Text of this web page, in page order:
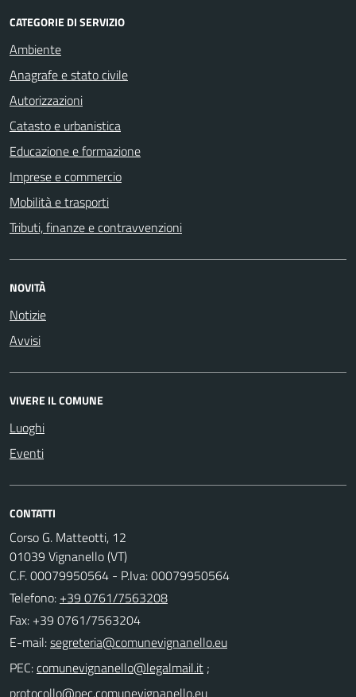
CATEGORIE DI SERVIZIO
Ambiente
Anagrafe e stato civile
Autorizzazioni
Catasto e urbanistica
Educazione e formazione
Imprese e commercio
Mobilità e trasporti
Tributi, finanze e contravvenzioni
NOVITÀ
Notizie
Avvisi
VIVERE IL COMUNE
Luoghi
Eventi
CONTATTI
Corso G. Matteotti, 12
01039 Vignanello (VT)
C.F. 00079950564 - P.Iva: 00079950564
Telefono: +39 0761/7563208
Fax: +39 0761/7563204
E-mail:
PEC:
;